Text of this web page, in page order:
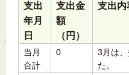
支出
年月
日
支出金
額
（円）
支出内
当月
合計
0
3月は
た。